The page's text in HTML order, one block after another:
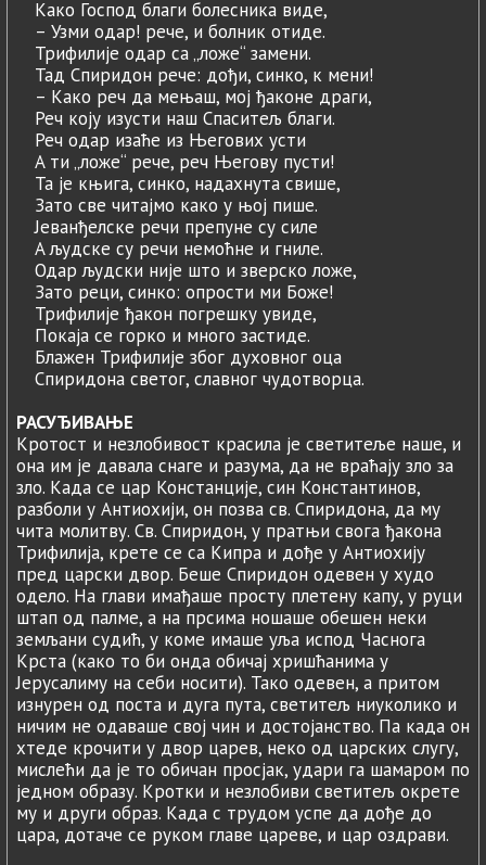
Како Господ благи болесника виде,
– Узми одар! рече, и болник отиде.
Трифилије одар са „ложе“ замени.
Тад Спиридон рече: дођи, синко, к мени!
– Како реч да мењаш, мој ђаконе драги,
Реч коју изусти наш Спаситељ благи.
Реч одар изаће из Његових усти
A ти „ложе“ рече, реч Његову пусти!
Ta je књига, синко, надахнута свише,
Зато све читајмо како у њој пише.
Јеванђелске речи препуне су силе
A људске су речи немоћне и гниле.
Одар људски није што и зверско ложе,
Зато реци, синко: опрости ми Боже!
Трифилије ђакон погрешку увиде,
Покаја се горко и много застиде.
Блажен Трифилије због духовног оца
Спиридона светог, славног чудотворца.
РАСУЂИВАЊЕ
Кротост и незлобивост красила је светитеље наше, и
она им је давала снаге и разума, да не враћају зло за
зло. Када се цар Констанције, син Константинов,
разболи у Антиохији, он позва св. Спиридона, да му
чита молитву. Св. Спиридон, у пратњи свога ђакона
Трифилија, крете се са Кипра и дође у Антиохију
пред царски двор. Беше Спиридон одевен у худо
одело. На глави имађаше просту плетену капу, у руци
штап од палме, a на прсима ношаше обешен неки
земљани судић, у коме имаше уља испод Часнога
Крста (како то би онда обичај хришћанима у
Јерусалиму на себи носити). Тако одевен, a притом
изнурен од поста и дуга пута, светитељ ниуколико и
ничим не одаваше свој чин и достојанство. Па када он
хтеде крочити у двор царев, неко од царских слугу,
мислећи да је то обичан просјак, удари га шамаром по
једном образу. Кротки и незлобиви светитељ окрете
му и други образ. Када c трудом успе да дође до
цара, дотаче се руком главе цареве, и цар оздрави.